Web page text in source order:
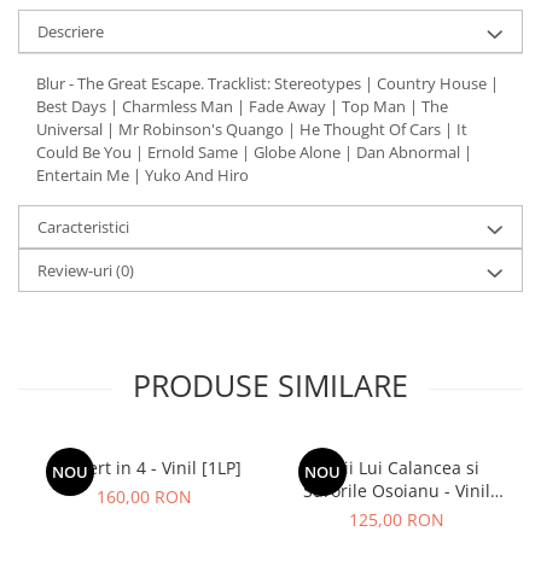
Descriere
Blur - The Great Escape. Tracklist: Stereotypes | Country House |
Best Days | Charmless Man | Fade Away | Top Man | The
Universal | Mr Robinson's Quango | He Thought Of Cars | It
Could Be You | Ernold Same | Globe Alone | Dan Abnormal |
Entertain Me | Yuko And Hiro
Caracteristici
Review-uri(0)
PRODUSE SIMILARE
NOU
Concert in 4 - Vinil [1LP]
160,00 RON
NOU
Lupii Lui Calancea si
Surorile Osoianu - Vinil
[1LP]
125,00 RON